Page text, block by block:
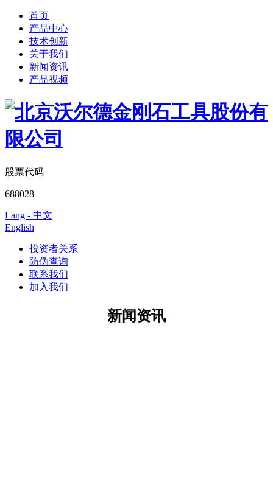
首页
产品中心
技术创新
关于我们
新闻资讯
产品视频
股票代码
688028
Lang - 中文
English
投资者关系
防伪查询
联系我们
加入我们
新闻资讯